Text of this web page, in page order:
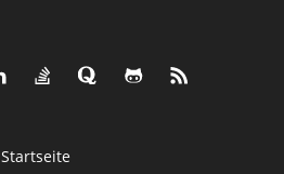
Startseite